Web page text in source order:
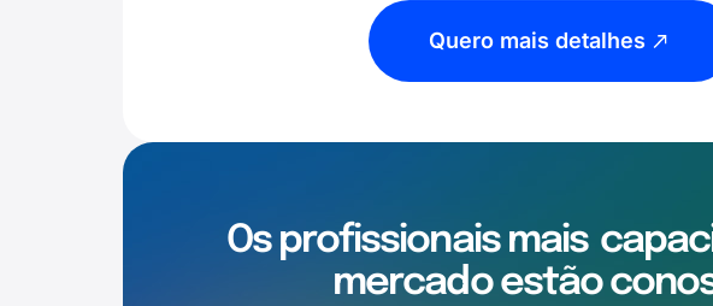
Quero mais detalhes
Os profissionais mais
mercado estão